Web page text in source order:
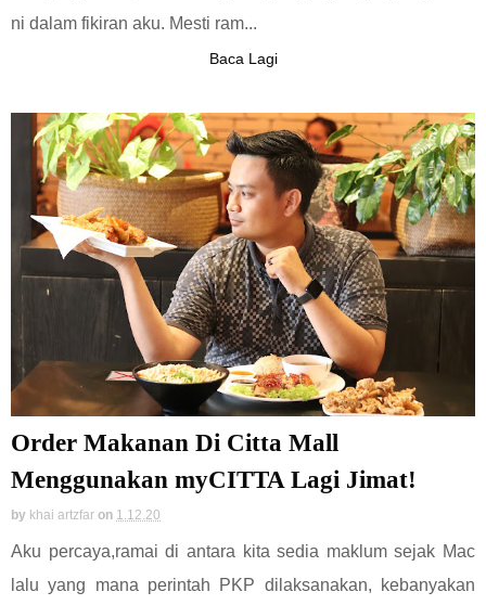
ni dalam fikiran aku. Mesti ram...
Baca Lagi
Order Makanan Di Citta Mall
Menggunakan myCITTA Lagi Jimat!
by khai artzfar on 1.12.20
Aku percaya,ramai di antara kita sedia maklum sejak Mac
lalu yang mana perintah PKP dilaksanakan, kebanyakan